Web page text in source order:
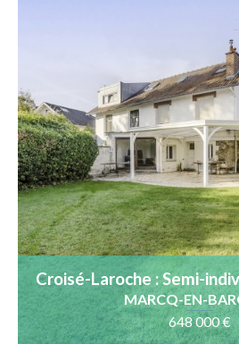
Croisé-Laroche : Semi-
5 chambres,
MARCQ-EN-
648 000 €